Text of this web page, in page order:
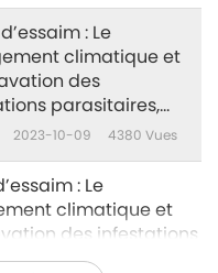
: Le
climatique et
des
parasitaires,
3
2023-10-09 4380 Vues
: Le
climatique et
des infestations
partie 3/3